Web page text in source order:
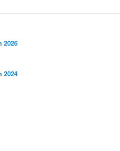
2026
2024